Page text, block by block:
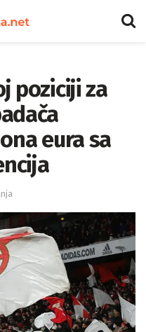
poziciji za
eura sa